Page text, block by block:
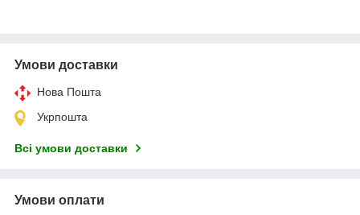
Умови доставки
Нова Пошта
Укрпошта
Всі умови доставки
Умови оплати